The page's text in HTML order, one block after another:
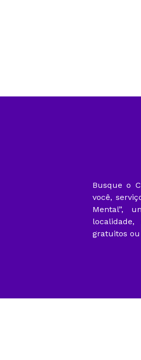
Busque o
você,
Mental”,
gratuitos